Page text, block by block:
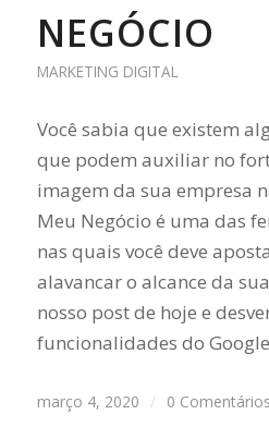
NEGÓCIO
MARKETING DIGITAL
Você sabia que existem
que podem auxiliar no
imagem da sua empresa
Meu Negócio é uma das
nas quais você deve
alavancar o alcance da
nosso post de hoje e
funcionalidades do
março 4, 2020 / 0 Comentários